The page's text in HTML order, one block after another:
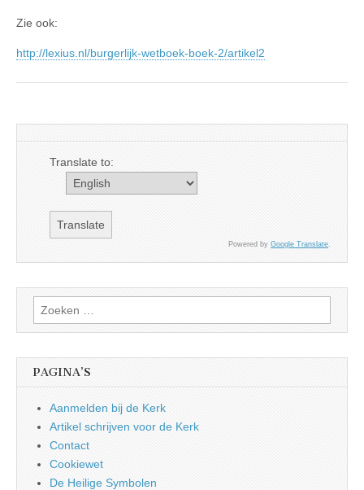
Zie ook:
http://lexius.nl/burgerlijk-wetboek-boek-2/artikel2
Translate to:
Powered by Google Translate.
Zoeken
naar:
PAGINA’S
Aanmelden bij de Kerk
Artikel schrijven voor de Kerk
Contact
Cookiewet
De Heilige Symbolen